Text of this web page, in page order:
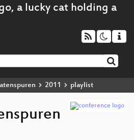
2011 playlist